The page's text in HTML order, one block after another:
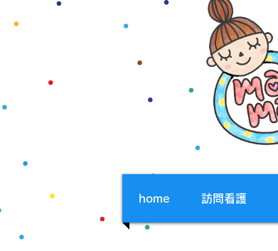
home 訪問看護